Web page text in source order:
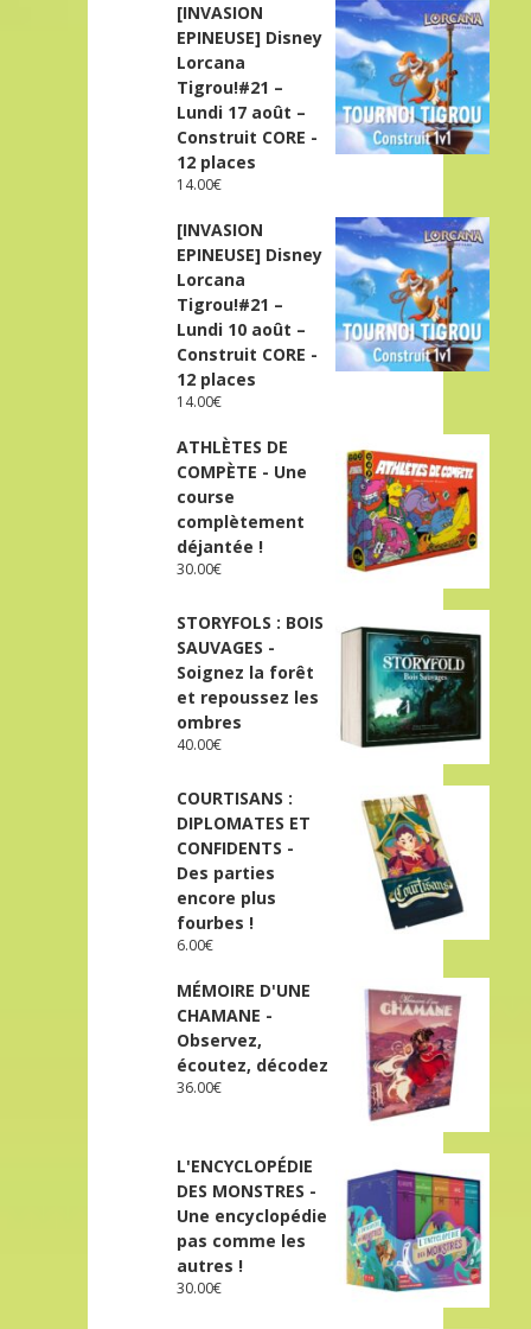
[INVASION
EPINEUSE] Disney
Lorcana
Tigrou!#21 –
Lundi 17 août –
Construit CORE -
12 places
14.00€
[INVASION
EPINEUSE] Disney
Lorcana
Tigrou!#21 –
Lundi 10 août –
Construit CORE -
12 places
14.00€
ATHLÈTES DE
COMPÈTE - Une
course
complètement
déjantée !
30.00€
STORYFOLS : BOIS
SAUVAGES -
Soignez la forêt
et repoussez les
ombres
40.00€
COURTISANS :
DIPLOMATES ET
CONFIDENTS -
Des parties
encore plus
fourbes !
6.00€
MÉMOIRE D'UNE
CHAMANE -
Observez,
écoutez, décodez
36.00€
L'ENCYCLOPÉDIE
DES MONSTRES -
Une encyclopédie
pas comme les
autres !
30.00€